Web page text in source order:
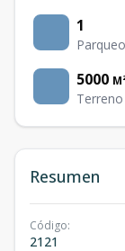
1
Parqueo
5000
Terreno
Resumen
Código:
2121